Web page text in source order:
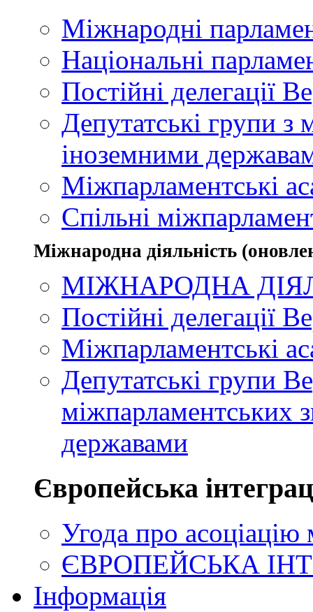
Міжнародні
Національні
Постійні делегації
Депутатські групи з
іноземними
Міжпарламентські
Спільні
Міжнародна діяльність
МІЖНАРОДНА
Постійні делегації
Міжпарламентські
Депутатські групи
міжпарламентських
державами
Європейська
Угода про
ЄВРОПЕЙСЬКА
Інформація